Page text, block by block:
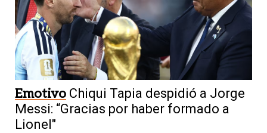
Emotivo Chiqui Tapia despidió a Jorge
Messi: “Gracias por haber formado a
Lionel"